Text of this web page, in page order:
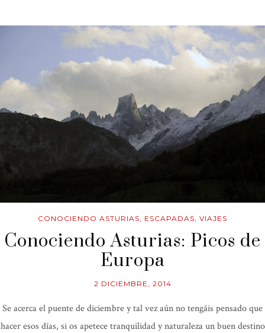
CONOCIENDO ASTURIAS, ESCAPADAS, VIAJES
Conociendo Asturias: Picos de
Europa
2 DICIEMBRE, 2014
Se acerca el puente de diciembre y tal vez aún no tengáis pensado que
hacer esos días, si os apetece tranquilidad y naturaleza un buen destino